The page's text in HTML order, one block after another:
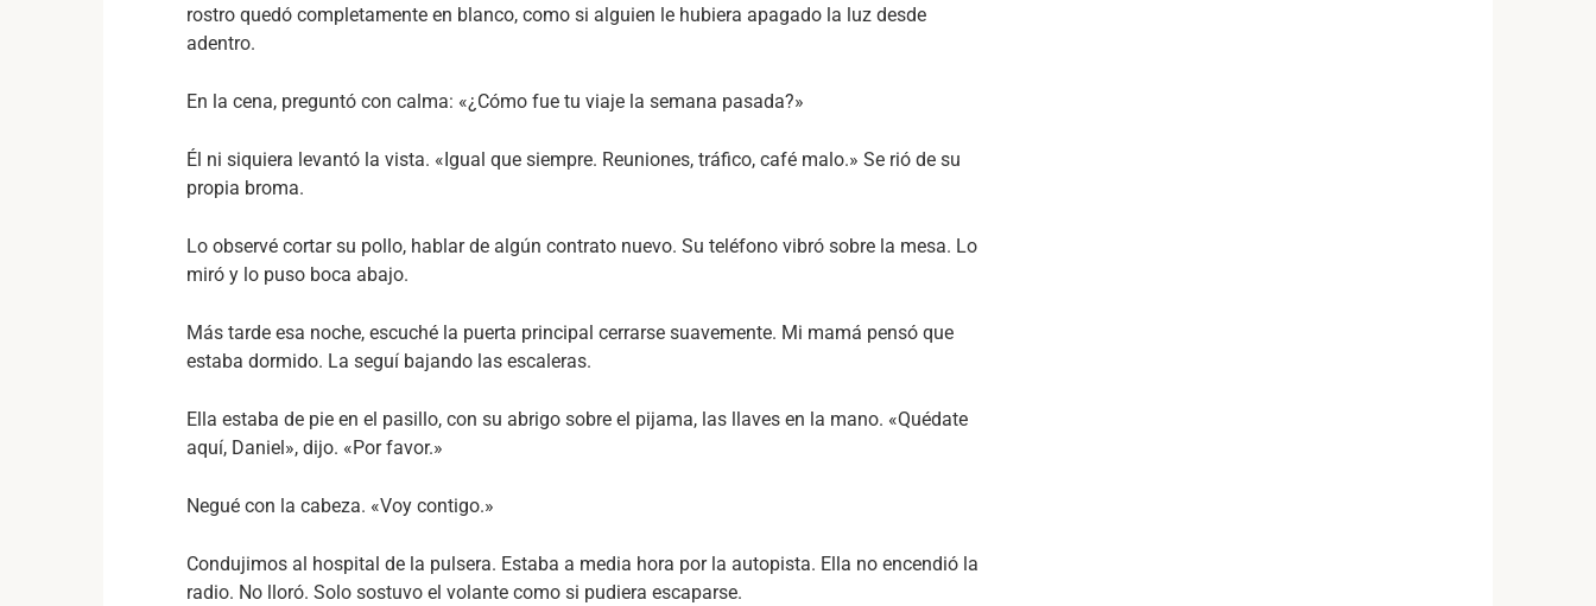
rostro quedó completamente en blanco, como si alguien le hubiera apagado la luz desde
adentro.
En la cena, preguntó con calma: «¿Cómo fue tu viaje la semana pasada?»
Él ni siquiera levantó la vista. «Igual que siempre. Reuniones, tráfico, café malo.» Se rió de su
propia broma.
Lo observé cortar su pollo, hablar de algún contrato nuevo. Su teléfono vibró sobre la mesa. Lo
miró y lo puso boca abajo.
Más tarde esa noche, escuché la puerta principal cerrarse suavemente. Mi mamá pensó que
estaba dormido. La seguí bajando las escaleras.
Ella estaba de pie en el pasillo, con su abrigo sobre el pijama, las llaves en la mano. «Quédate
aquí, Daniel», dijo. «Por favor.»
Negué con la cabeza. «Voy contigo.»
Condujimos al hospital de la pulsera. Estaba a media hora por la autopista. Ella no encendió la
radio. No lloró. Solo sostuvo el volante como si pudiera escaparse.